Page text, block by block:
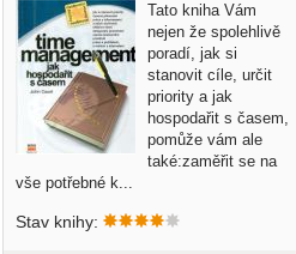
Tato kniha Vám
nejen že spolehlivě
poradí, jak si
stanovit cíle, určit
priority a jak
hospodařit s časem,
pomůže vám ale
také:zaměřit se na
vše potřebné k...
Stav knihy: